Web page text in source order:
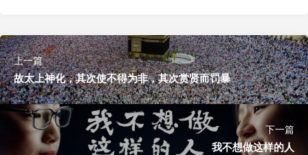
上一篇
故太上神化，其次使不得为非，其次赏贤而罚暴
下一篇
我不想做这样的人